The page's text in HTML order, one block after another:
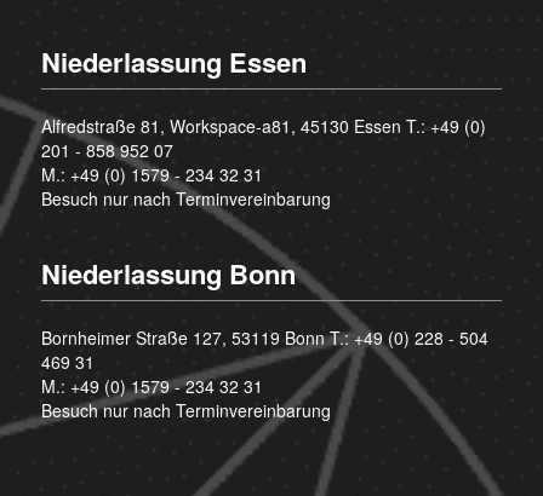
Niederlassung Essen
Alfredstraße 81, Workspace-a81, 45130 Essen T.: +49 (0)
201 - 858 952 07
M.: +49 (0) 1579 - 234 32 31
Besuch nur nach Terminvereinbarung
Niederlassung Bonn
Bornheimer Straße 127, 53119 Bonn T.:+49 (0) 228 - 504
469 31
M.: +49 (0) 1579 - 234 32 31
Besuch nur nach Terminvereinbarung